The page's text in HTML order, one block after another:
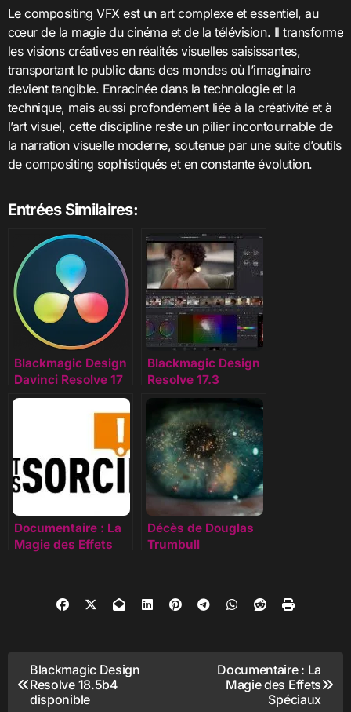
Le compositing VFX est un art complexe et essentiel, au
cœur de la magie du cinéma et de la télévision. Il transforme
les visions créatives en réalités visuelles saisissantes,
transportant le public dans des mondes où l’imaginaire
devient tangible. Enracinée dans la technologie et la
technique, mais aussi profondément liée à la créativité et à
l’art visuel, cette discipline reste un pilier incontournable de
la narration visuelle moderne, soutenue par une suite d’outils
de compositing sophistiqués et en constante évolution.
Entrées Similaires:
Blackmagic Design
Davinci Resolve 17
& Fusion 17
Blackmagic Design
Resolve 17.3
disponible
Documentaire : La
Magie des Effets
Décès de Douglas
Trumbull
Navigation
de
Blackmagic Design
Resolve 18.5b4
disponible
Documentaire : La
Magie des Effets
Spéciaux